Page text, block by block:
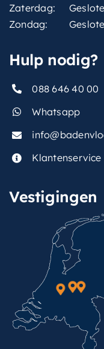
Zaterdag:
Zondag:
Hulp nodig?
088 646 40 00
Whatsapp
Klantenservice
Vestigingen